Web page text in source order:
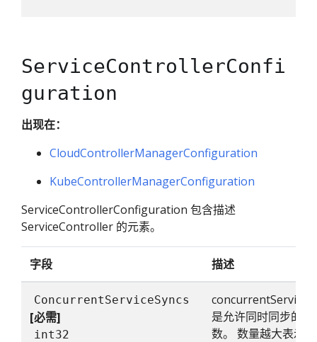
ServiceControllerConfi
guration
出现在：
CloudControllerManagerConfiguration
KubeControllerManagerConfiguration
ServiceControllerConfiguration 包含描述
ServiceController 的元素。
字段 描述
ConcurrentServiceSyncs
[必需]
int32
是允许同时同步的服
数。 数量越大表示